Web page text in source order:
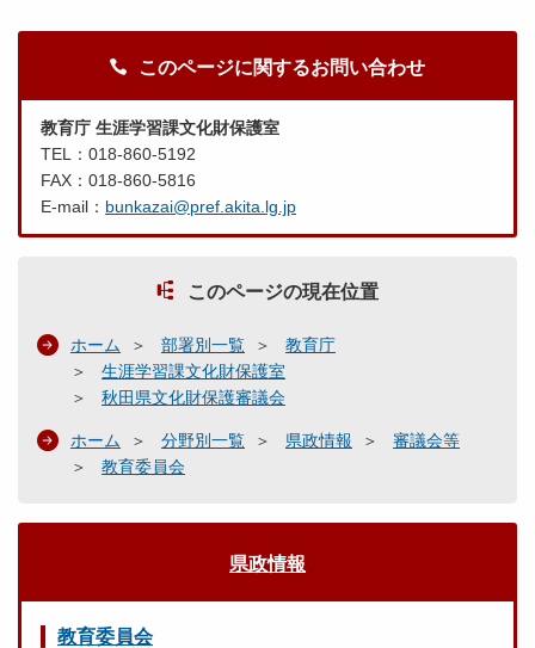
このページに関するお問い合わせ
教育庁 生涯学習課文化財保護室
TEL：018-860-5192
FAX：018-860-5816
E-mail： bunkazai@pref.akita.lg.jp
このページの現在位置
ホーム 部署別一覧
教育庁
生涯学習課文化財保護室
秋田県文化財保護審議会
ホーム 分野別一覧 県政情報
審議会等
教育委員会
県政情報
教育委員会